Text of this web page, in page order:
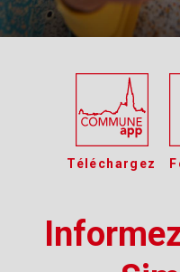
Téléchargez